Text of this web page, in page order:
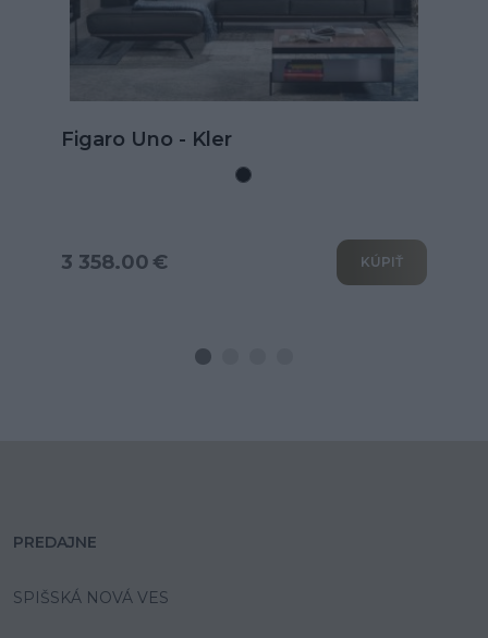
Kožená rohová sedačka Goya s
rozkladom na spanie
3 802.00 € KÚPIŤ
PREDAJNE
SPIŠSKÁ NOVÁ VES